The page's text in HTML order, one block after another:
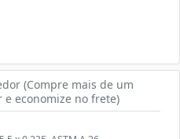
(Compre mais de um
economize no frete)